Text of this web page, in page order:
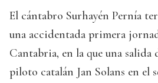
El cántabro Surhayén Pernía
una accidentada primera
Cantabria, en la que una salida
piloto catalán Jan Solans en el